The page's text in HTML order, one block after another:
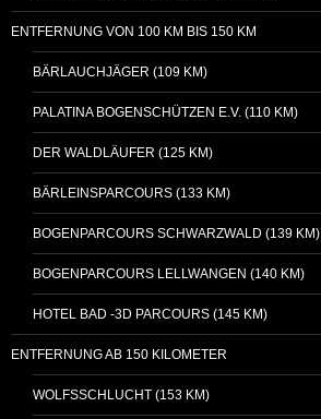
ENTFERNUNG VON 100 KM BIS 150 KM
BÄRLAUCHJÄGER (109 KM)
PALATINA BOGENSCHÜTZEN E.V. (110 KM)
DER WALDLÄUFER (125 KM)
BÄRLEINSPARCOURS (133 KM)
BOGENPARCOURS SCHWARZWALD (139 KM)
BOGENPARCOURS LELLWANGEN (140 KM)
HOTEL BAD -3D PARCOURS (145 KM)
ENTFERNUNG AB 150 KILOMETER
WOLFSSCHLUCHT (153 KM)